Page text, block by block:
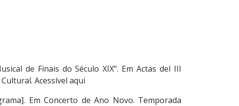
de Finais do Século XIX”. Em Actas del III
Acessível aqui
Em Concerto de Ano Novo. Temporada